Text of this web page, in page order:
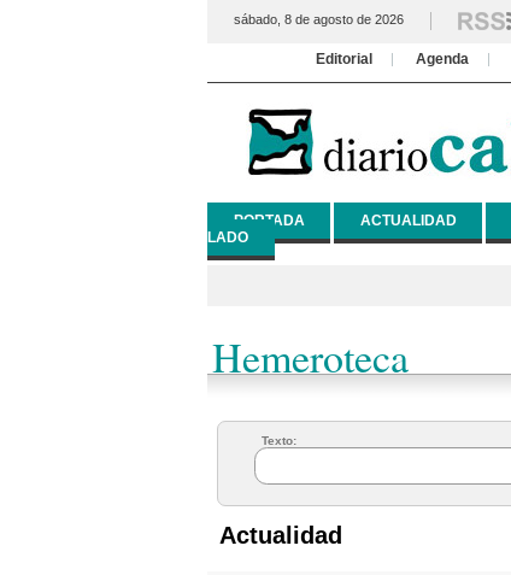
sábado, 8 de agosto de 2026
Editorial Agenda
PORTADA ACTUALIDAD
LADO
Hemeroteca
Texto:
Actualidad